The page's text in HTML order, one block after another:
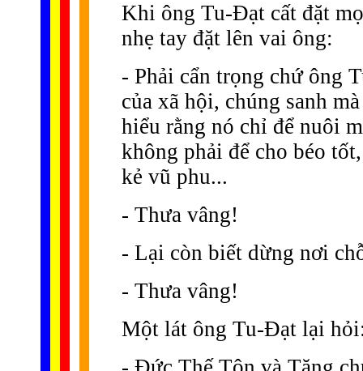
Khi ông Tu-Ðạt cất đặt
nhẹ tay đặt lên vai ông:
- Phải cẩn trọng chứ ông
của xã hội, chúng sanh
hiểu rằng nó chỉ để nuôi
không phải để cho béo
kẻ vũ phu...
- Thưa vâng!
- Lại còn biết dừng nơi
- Thưa vâng!
Một lát ông Tu-Ðạt lại